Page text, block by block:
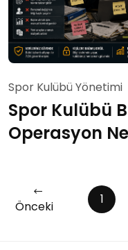
Spor Kulübü Yönetimi
Spor Kulübü
Operasyon
Önceki 1